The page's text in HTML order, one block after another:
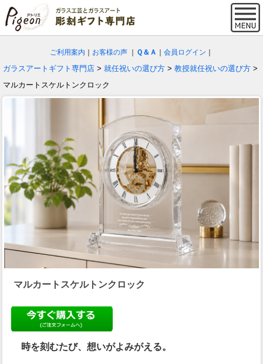
ご利用案内 お客様の声 Ｑ＆Ａ 会員ログイン
ガラスアートギフト専門店 > 就任祝いの選び方 > 教授就任祝いの選び方 >
マルカートスケルトンクロック
マルカートスケルトンクロック
時を刻むたび、想いがよみがえる。